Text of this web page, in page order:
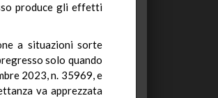
produce gli effetti
a situazioni sorte
solo quando
2023, n. 35969, e
va apprezzata